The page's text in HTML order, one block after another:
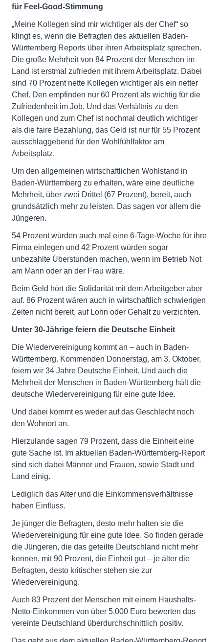
für Feel-Good-Stimmung
„Meine Kollegen sind mir wichtiger als der Chef“ so
klingt es, wenn die Befragten des aktuellen Baden-
Württemberg Reports über ihren Arbeitsplatz sprechen.
Die große Mehrheit von 84 Prozent der Menschen im
Land ist erstmal zufrieden mit ihrem Arbeitsplatz. Dabei
sind 70 Prozent nette Kollegen wichtiger als ein netter
Chef. Den empfinden nur 60 Prozent als wichtig für die
Zufriedenheit im Job. Und das Verhältnis zu den
Kollegen und zum Chef ist nochmal deutlich wichtiger
als die faire Bezahlung, das Geld ist nur für 55 Prozent
ausschlaggebend für den Wohlfühlfaktor am
Arbeitsplatz.
Um den allgemeinen wirtschaftlichen Wohlstand in
Baden-Württemberg zu erhalten, wäre eine deutliche
Mehrheit, über zwei Drittel (67 Prozent), bereit, auch
grundsätzlich mehr zu leisten. Das sagen vor allem die
Jüngeren.
54 Prozent würden auch mal eine 6-Tage-Woche für ihre
Firma einlegen und 42 Prozent würden sogar
unbezahlte Überstunden machen, wenn im Betrieb Not
am Mann oder an der Frau wäre.
Beim Geld hört die Solidarität mit dem Arbeitgeber aber
auf. 86 Prozent wären auch in wirtschaftlich schwierigen
Zeiten nicht bereit, auf Lohn oder Gehalt zu verzichten.
Unter 30-Jährige feiern die Deutsche Einheit
Die Wiedervereinigung kommt an – auch in Baden-
Württemberg. Kommenden Donnerstag, am 3. Oktober,
feiern wir 34 Jahre Deutsche Einheit. Und auch die
Mehrheit der Menschen in Baden-Württemberg hält die
deutsche Wiedervereinigung für eine gute Idee.
Und dabei kommt es weder auf das Geschlecht noch
den Wohnort an.
Hierzulande sagen 79 Prozent, dass die Einheit eine
gute Sache ist. Im aktuellen Baden-Württemberg-Report
sind sich dabei Männer und Frauen, sowie Stadt und
Land einig.
Lediglich das Alter und die Einkommensverhältnisse
haben Einfluss.
Je jünger die Befragten, desto mehr halten sie die
Wiedervereinigung für eine gute Idee. So finden gerade
die Jüngeren, die das geteilte Deutschland nicht mehr
kennen, mit 90 Prozent, die Einheit gut – je älter die
Befragten, desto kritischer stehen sie zur
Wiedervereinigung.
Auch 83 Prozent der Menschen mit einem Haushalts-
Netto-Einkommen von über 5.000 Euro bewerten das
vereinte Deutschland überdurchschnittlich positiv.